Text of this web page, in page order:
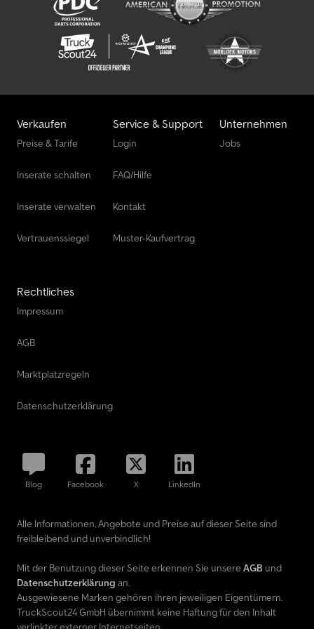
Verkaufen
Preise & Tarife
Inserate schalten
Inserate verwalten
Vertrauenssiegel
Service & Support
Login
FAQ/Hilfe
Kontakt
Muster-Kaufvertrag
Unternehmen
Jobs
Rechtliches
Impressum
AGB
Marktplatzregeln
Datenschutzerklärung
Blog Facebook X LinkedIn
Alle Informationen, Angebote und Preise auf dieser Seite sind
freibleibend und unverbindlich!
Mit der Benutzung dieser Seite erkennen Sie unsere AGB und
Datenschutzerklärung an.
Ausgewiesene Marken gehören ihren jeweiligen Eigentümern.
TruckScout24 GmbH übernimmt keine Haftung für den Inhalt